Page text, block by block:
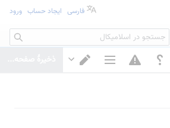
فارسی ایجاد حساب ورود
جستجو